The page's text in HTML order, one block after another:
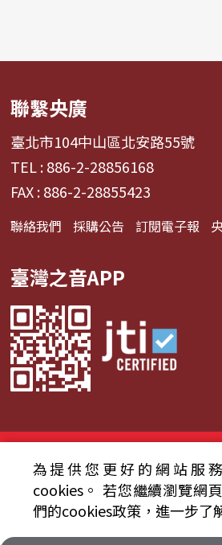
聯繫央廣
臺北市104中山區北安路55號
TEL : 886-2-28856168
FAX : 886-2-28855423
聯絡我們 採購公告 訂閱電子報
臺灣之音APP
© 2024財團法人中央廣播
資通安全政策聲明
服務條款
為提供您更好的網站服
cookies。 若您繼續瀏覽網
們的cookies政策，進一步了